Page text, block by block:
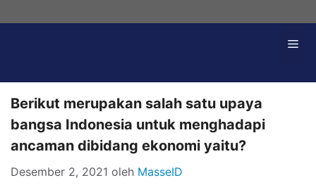
Berikut merupakan salah satu upaya
bangsa Indonesia untuk menghadapi
ancaman dibidang ekonomi yaitu?
Desember 2, 2021 oleh MasseID